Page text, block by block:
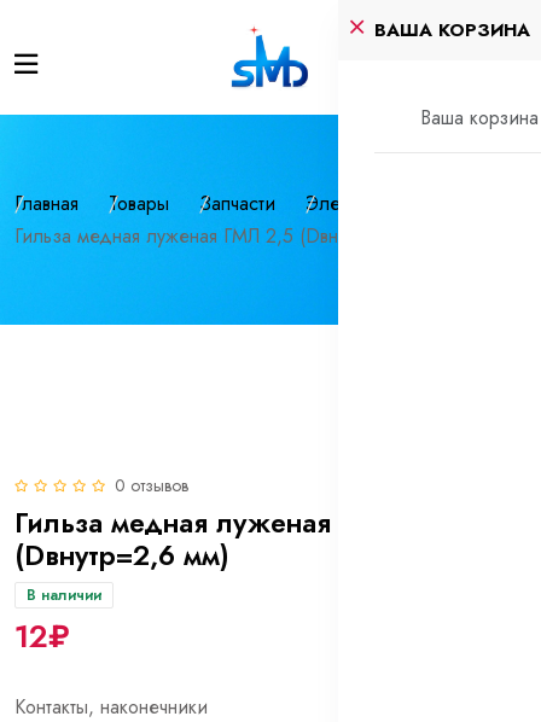
ВАША КОРЗИНА
Ваша корзина
Главная Товары Запчасти
Электрика
Гильза медная луженая ГМЛ 2,5 (Dвнутр=2,6 мм)
0 отзывов
Гильза медная луженая ГМЛ 2,5
(Dвнутр=2,6 мм)
В наличии
12₽
Контакты, наконечники